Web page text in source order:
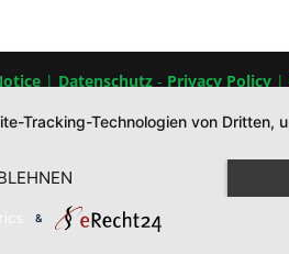
| Datenschutz - Privacy Policy |
Tracking-Technologien von
&